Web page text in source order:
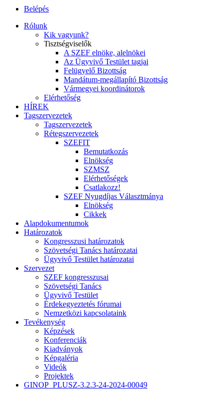
Belépés
Rólunk
Kik vagyunk?
Tisztségviselők
A SZEF elnöke, alelnökei
Az Ügyvivő Testület tagjai
Felügyelő Bizottság
Mandátum-megállapító Bizottság
Vármegyei koordinátorok
Elérhetőség
HÍREK
Tagszervezetek
Tagszervezetek
Rétegszervezetek
SZEFIT
Bemutatkozás
Elnökség
SZMSZ
Elérhetőségek
Csatlakozz!
SZEF Nyugdíjas Választmánya
Elnökség
Cikkek
Alapdokumentumok
Határozatok
Kongresszusi határozatok
Szövetségi Tanács határozatai
Ügyvivő Testület határozatai
Szervezet
SZEF kongresszusai
Szövetségi Tanács
Ügyvivő Testület
Érdekegyeztetés fórumai
Nemzetközi kapcsolataink
Tevékenység
Képzések
Konferenciák
Kiadványok
Képgaléria
Videók
Projektek
GINOP_PLUSZ-3.2.3-24-2024-00049